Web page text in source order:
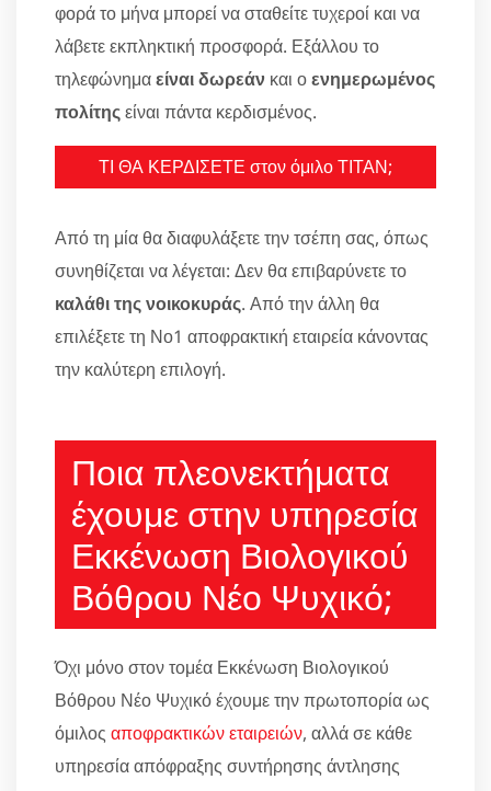
φορά το μήνα μπορεί να σταθείτε τυχεροί και να
λάβετε εκπληκτική προσφορά. Εξάλλου το
τηλεφώνημαείναι δωρεάν και οενημερωμένος
πολίτηςείναι πάντα κερδισμένος.
ΤΙ ΘΑ ΚΕΡΔΙΣΕΤΕ στον όμιλο ΤΙΤΑΝ;
Από τη μία θα διαφυλάξετε την τσέπη σας, όπως
συνηθίζεται να λέγεται: Δεν θα επιβαρύνετε το
καλάθι της νοικοκυράς. Από την άλλη θα
επιλέξετε τη Νο1 αποφρακτική εταιρεία κάνοντας
την καλύτερη επιλογή.
Ποια πλεονεκτήματα
έχουμε στην υπηρεσία
Εκκένωση Βιολογικού
Βόθρου Νέο Ψυχικό;
Όχι μόνο στον τομέα Εκκένωση Βιολογικού
Βόθρου Νέο Ψυχικό έχουμε την πρωτοπορία ως
όμιλος αποφρακτικών εταιρειών, αλλά σε κάθε
υπηρεσία απόφραξης συντήρησης άντλησης